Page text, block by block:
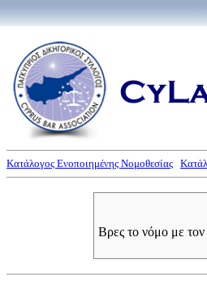
Κατάλογος Ενοποιημένης Νομοθεσίας
Βρες το νόμο με